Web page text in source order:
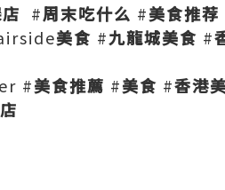
#周末吃什么 #美食推荐
美食 #九龍城美食 #
#美食推薦 #美食 #香港